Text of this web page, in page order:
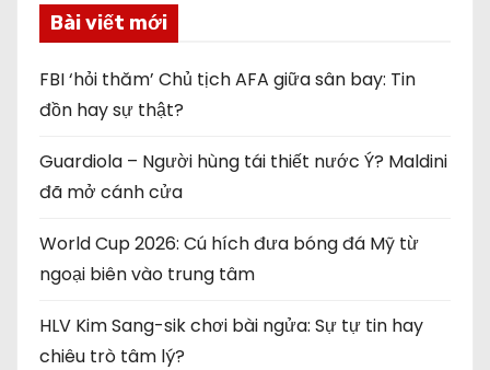
Bài viết mới
FBI ‘hỏi thăm’ Chủ tịch AFA giữa sân bay: Tin
đồn hay sự thật?
Guardiola – Người hùng tái thiết nước Ý? Maldini
đã mở cánh cửa
World Cup 2026: Cú hích đưa bóng đá Mỹ từ
ngoại biên vào trung tâm
HLV Kim Sang-sik chơi bài ngửa: Sự tự tin hay
chiêu trò tâm lý?